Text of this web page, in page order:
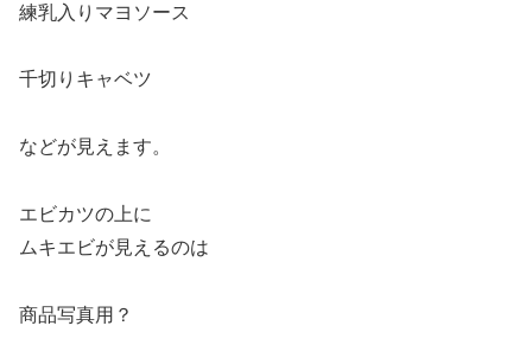
練乳入りマヨソース
千切りキャベツ
などが見えます。
エビカツの上に
ムキエビが見えるのは
商品写真用？